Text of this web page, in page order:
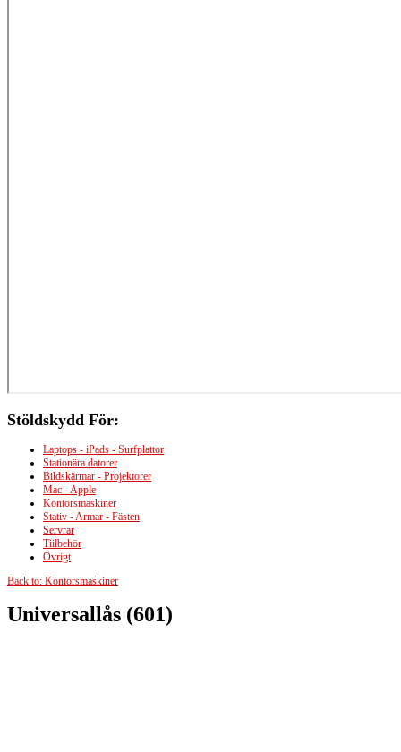
Stöldskydd För:
Laptops - iPads - Surfplattor
Stationära datorer
Bildskärmar - Projektorer
Mac - Apple
Kontorsmaskiner
Stativ - Armar - Fästen
Servrar
Tiilbehör
Övrigt
Back to: Kontorsmaskiner
Universallås (601)